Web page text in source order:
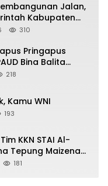
Jalan,
Kabupaten
310
Pringapus
Bina Balita
2026
218
Kamu WNI
193
KKN STAI Al-
Tepung Maizena
181